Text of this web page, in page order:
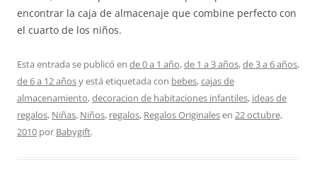
encontrar la caja de almacenaje que combine perfecto con
el cuarto de los niños.
Esta entrada se publicó en de 0 a 1 año,de 1 a 3 años,de 3 a 6 años,
de 6 a 12 añosy está etiquetada con bebes,cajas de
almacenamiento,decoracion de habitaciones infantiles, ideas de
regalos, Niñas, Niños, regalos, Regalos Originalesen 22 octubre,
2010 por Babygift.